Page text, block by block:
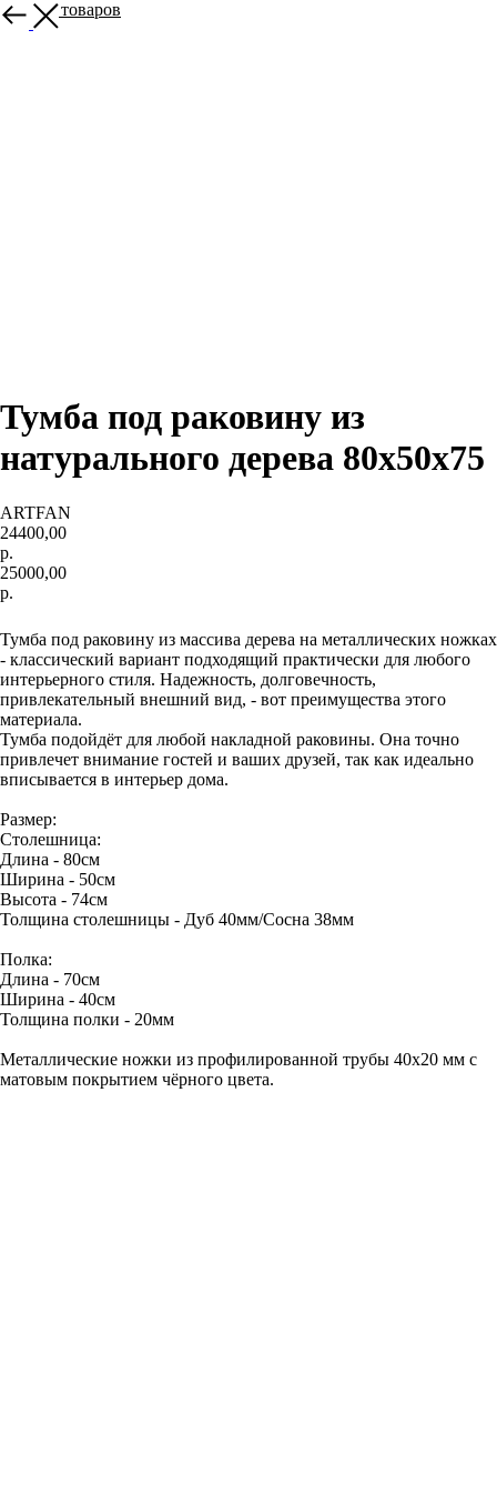
Больше товаров
Тумба под раковину из
натурального дерева 80x50x75
ARTFAN
24400,00
р.
25000,00
р.
Тумба под раковину из массива дерева на металлических ножках
- классический вариант подходящий практически для любого
интерьерного стиля. Надежность, долговечность,
привлекательный внешний вид, - вот преимущества этого
материала.
Тумба подойдёт для любой накладной раковины. Она точно
привлечет внимание гостей и ваших друзей, так как идеально
вписывается в интерьер дома.
Размер:
Столешница:
Длина - 80см
Ширина - 50см
Высота - 74см
Толщина столешницы - Дуб 40мм/Сосна 38мм
Полка:
Длина - 70см
Ширина - 40см
Толщина полки - 20мм
Металлические ножки из профилированной трубы 40х20 мм с
матовым покрытием чёрного цвета.